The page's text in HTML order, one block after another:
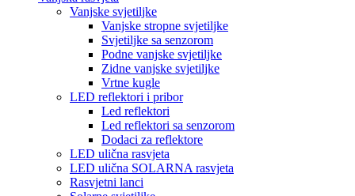
Vanjske svjetiljke
Vanjske stropne svjetiljke
Svjetiljke sa senzorom
Podne vanjske svjetiljke
Zidne vanjske svjetiljke
Vrtne kugle
LED reflektori i pribor
Led reflektori
Led reflektori sa senzorom
Dodaci za reflektore
LED ulična rasvjeta
LED ulična SOLARNA rasvjeta
Rasvjetni lanci